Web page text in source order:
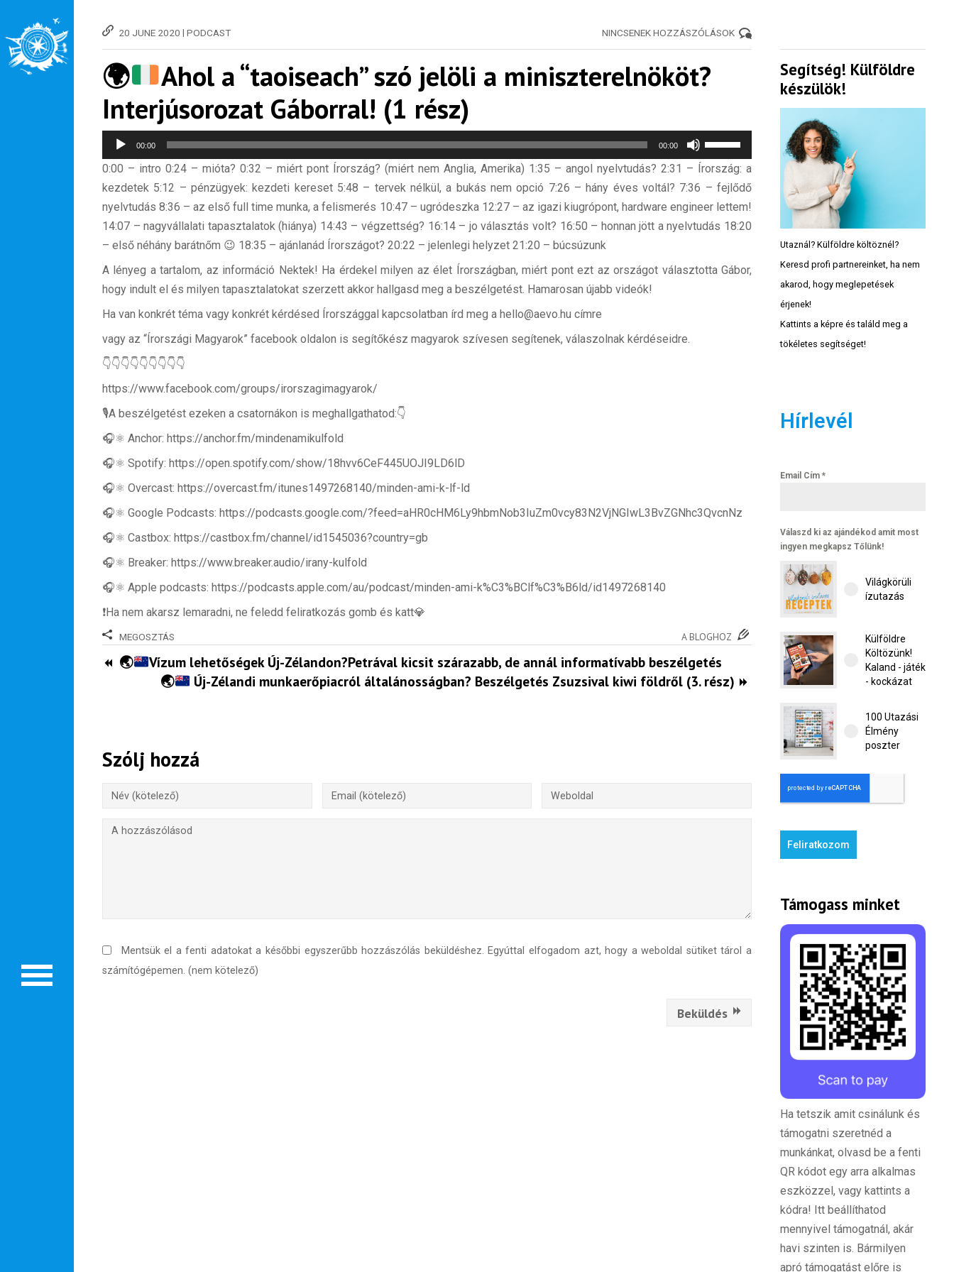
Rólunk
Beutazási engedélyek
Online bolt
Rendezvények
Külföldi munkaajánlatok
20 JUNE 2020 | PODCAST NINCSENEK HOZZÁSZÓLÁSOK
🌍
Ahol a “taoiseach” szó jelöli a miniszterelnököt?
Interjúsorozat Gáborral! (1 rész)
Audio
Player
00:00 00:00
Use
Up/Down
keys
decrease
0:00 – intro 0:24 – mióta? 0:32 – miért pont Írország? (miért nem Anglia, Amerika) 1:35 – angol nyelvtudás? 2:31 – Írország: a
kezdetek 5:12 – pénzügyek: kezdeti kereset 5:48 – tervek nélkül, a bukás nem opció 7:26 – hány éves voltál? 7:36 – fejlődő
nyelvtudás 8:36 – az első full time munka, a felismerés 10:47 – ugródeszka 12:27 – az igazi kiugrópont, hardware engineer lettem!
14:07 – nagyvállalati tapasztalatok (hiánya) 14:43 – végzettség? 16:14 – jo választás volt? 16:50 – honnan jött a nyelvtudás 18:20
– első néhány barátnőm 😉 18:35 – ajánlanád Írországot? 20:22 – jelenlegi helyzet 21:20 – búcsúzunk
A lényeg a tartalom, az információ Nektek! Ha érdekel milyen az élet Írországban, miért pont ezt az országot választotta Gábor,
hogy indult el és milyen tapasztalatokat szerzett akkor hallgasd meg a beszélgetést. Hamarosan újabb videók!
Ha van konkrét téma vagy konkrét kérdésed Írországgal kapcsolatban írd meg a hello@aevo.hu címre
vagy az “Írországi Magyarok” facebook oldalon is segítőkész magyarok szívesen segítenek, válaszolnak kérdéseidre.
👇👇👇👇👇👇👇👇👇
https://www.facebook.com/groups/irorszagimagyarok/
🎙A beszélgetést ezeken a csatornákon is meghallgathatod:👇
🎧⚛️ Anchor: https://anchor.fm/mindenamikulfold
🎧⚛️ Spotify: https://open.spotify.com/show/18hvv6CeF445UOJI9LD6lD
🎧⚛️ Overcast: https://overcast.fm/itunes1497268140/minden-ami-k-lf-ld
🎧⚛️ Google Podcasts: https://podcasts.google.com/?feed=aHR0cHM6Ly9hbmNob3IuZm0vcy83N2VjNGIwL3BvZGNhc3QvcnNz
🎧⚛️ Castbox: https://castbox.fm/channel/id1545036?country=gb
🎧⚛️ Breaker: https://www.breaker.audio/irany-kulfold
🎧⚛️ Apple podcasts: https://podcasts.apple.com/au/podcast/minden-ami-k%C3%BClf%C3%B6ld/id1497268140
❗️Ha nem akarsz lemaradni, ne feledd feliratkozás gomb és katt💎
MEGOSZTÁS A BLOGHOZ
🌏
Vízum lehetőségek Új-Zélandon?Petrával kicsit szárazabb, de annál informatívabb beszélgetés
🌏
Új-Zélandi munkaerőpiacról általánosságban? Beszélgetés Zsuzsival kiwi földről (3. rész)
Szólj hozzá
Mentsük el a fenti adatokat a későbbi egyszerűbb hozzászólás beküldéshez. Egyúttal elfogadom azt, hogy a weboldal sütiket tárol a
számítógépemen. (nem kötelező)
Beküldés
Segítség! Külföldre
készülök!
Utaznál? Külföldre költöznél?
Keresd profi partnereinket, ha nem
akarod, hogy meglepetések
érjenek!
Kattints a képre és találd meg a
tökéletes segítséget!
Hírlevél
Email Cím *
Válaszd ki az ajándékod amit most
ingyen megkapsz Tőlünk!
Világkörüli
ízutazás
Külföldre
Költözünk!
Kaland - játék
- kockázat
100 Utazási
Élmény
poszter
Feliratkozom
Támogass minket
Ha tetszik amit csinálunk és
támogatni szeretnéd a
munkánkat, olvasd be a fenti
QR kódot egy arra alkalmas
eszközzel, vagy kattints a
kódra! Itt beállíthatod
mennyivel támogatnál, akár
havi szinten is. Bármilyen
apró támogatást előre is